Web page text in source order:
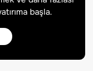
başla.